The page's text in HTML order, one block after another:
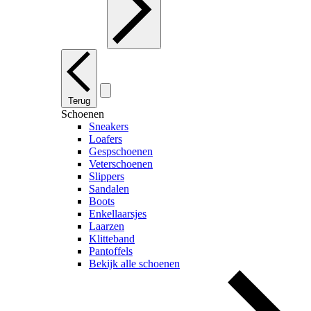
Terug
Schoenen
Sneakers
Loafers
Gespschoenen
Veterschoenen
Slippers
Sandalen
Boots
Enkellaarsjes
Laarzen
Klitteband
Pantoffels
Bekijk alle schoenen